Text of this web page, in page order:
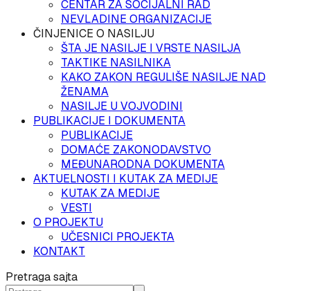
CENTAR ZA SOCIJALNI RAD
NEVLADINE ORGANIZACIJE
ČINJENICE O NASILJU
ŠTA JE NASILJE I VRSTE NASILJA
TAKTIKE NASILNIKA
KAKO ZAKON REGULIŠE NASILJE NAD
ŽENAMA
NASILJE U VOJVODINI
PUBLIKACIJE I DOKUMENTA
PUBLIKACIJE
DOMAĆE ZAKONODAVSTVO
MEĐUNARODNA DOKUMENTA
AKTUELNOSTI I KUTAK ZA MEDIJE
KUTAK ZA MEDIJE
VESTI
O PROJEKTU
UČESNICI PROJEKTA
KONTAKT
Pretraga sajta